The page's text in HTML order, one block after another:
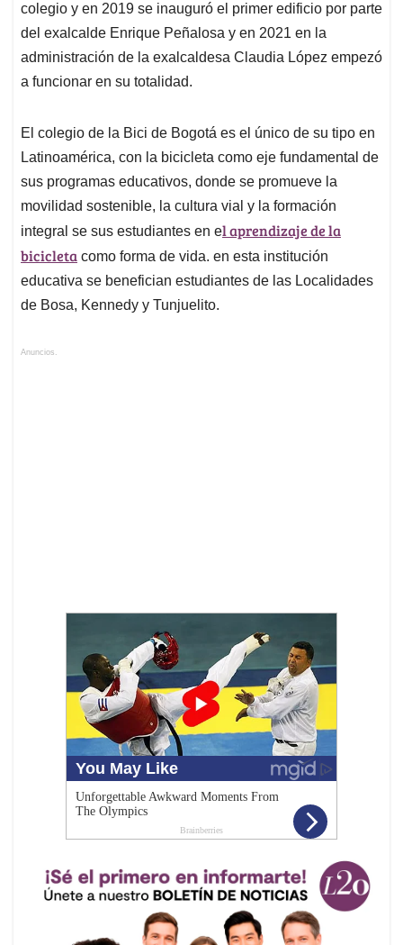
colegio y en 2019 se inauguró el primer edificio por parte
del exalcalde Enrique Peñalosa y en 2021 en la
administración de la exalcaldesa Claudia López empezó
a funcionar en su totalidad.
El colegio de la Bici de Bogotá es el único de su tipo en
Latinoamérica, con la bicicleta como eje fundamental de
sus programas educativos, donde se promueve la
movilidad sostenible, la cultura vial y la formación
integral se sus estudiantes en el aprendizaje de la
bicicleta como forma de vida. en esta institución
educativa se benefician estudiantes de las Localidades
de Bosa, Kennedy y Tunjuelito.
Anuncios.